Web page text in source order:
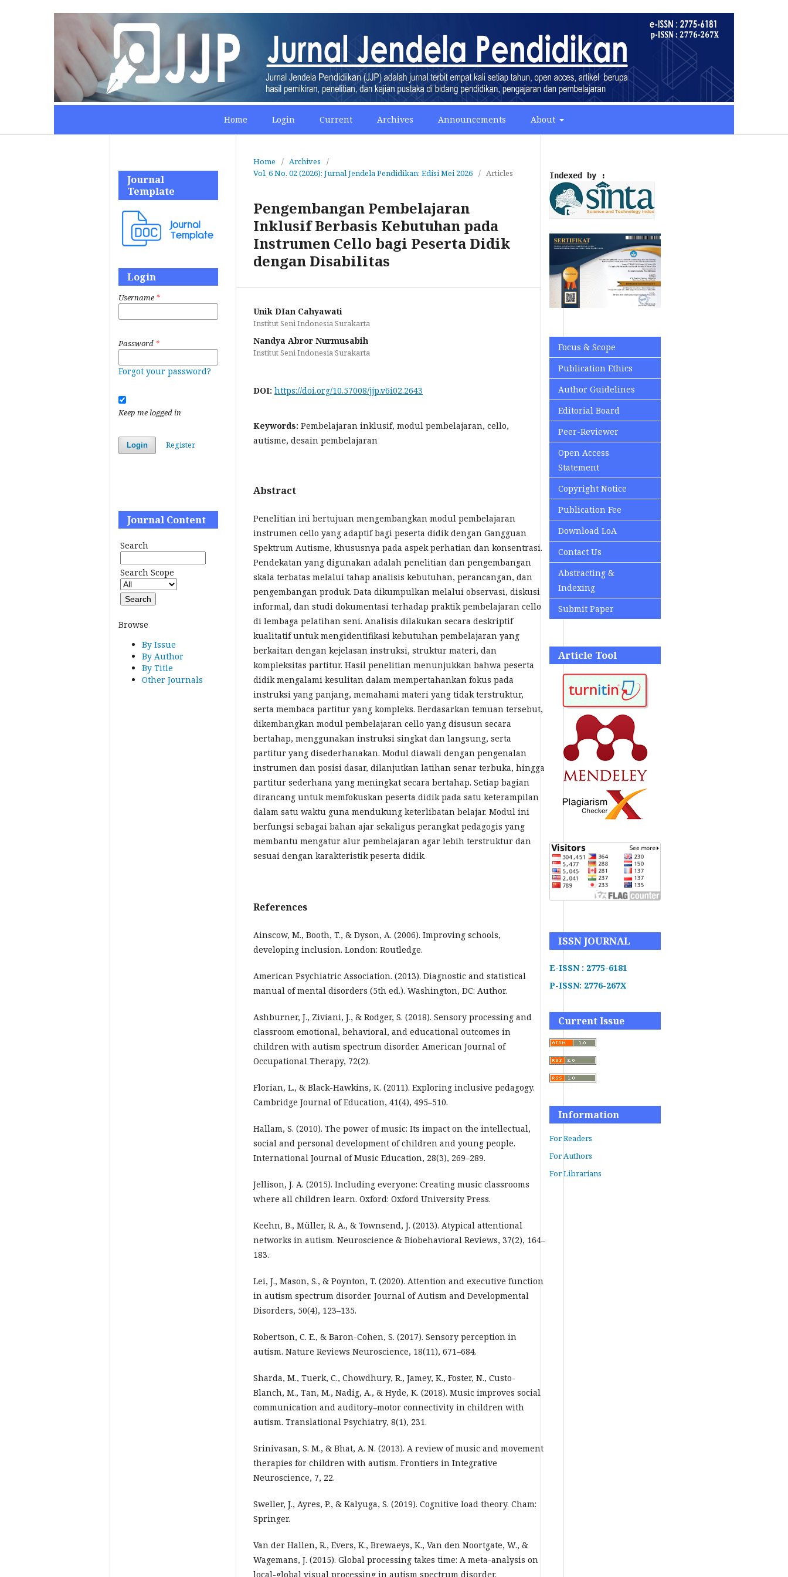
Home Login Current Archives Announcements About
Journal
Template
Login
Username *
Password *
Forgot your password?
Keep me logged in
Login Register
Journal Content
Search
Search Scope
Browse
By Issue
By Author
By Title
Other Journals
Home / Archives
/
Vol. 6 No. 02 (2026): Jurnal Jendela Pendidikan: Edisi Mei 2026 / Articles
Pengembangan Pembelajaran
Inklusif Berbasis Kebutuhan pada
Instrumen Cello bagi Peserta Didik
dengan Disabilitas
Unik DIan Cahyawati
Institut Seni Indonesia Surakarta
Nandya Abror Nurmusabih
Institut Seni Indonesia Surakarta
DOI: https://doi.org/10.57008/jjp.v6i02.2643
Keywords: Pembelajaran inklusif, modul pembelajaran, cello,
autisme, desain pembelajaran
Abstract
Penelitian ini bertujuan mengembangkan modul pembelajaran
instrumen cello yang adaptif bagi peserta didik dengan Gangguan
Spektrum Autisme, khususnya pada aspek perhatian dan konsentrasi.
Pendekatan yang digunakan adalah penelitian dan pengembangan
skala terbatas melalui tahap analisis kebutuhan, perancangan, dan
pengembangan produk. Data dikumpulkan melalui observasi, diskusi
informal, dan studi dokumentasi terhadap praktik pembelajaran cello
di lembaga pelatihan seni. Analisis dilakukan secara deskriptif
kualitatif untuk mengidentifikasi kebutuhan pembelajaran yang
berkaitan dengan kejelasan instruksi, struktur materi, dan
kompleksitas partitur. Hasil penelitian menunjukkan bahwa peserta
didik mengalami kesulitan dalam mempertahankan fokus pada
instruksi yang panjang, memahami materi yang tidak terstruktur,
serta membaca partitur yang kompleks. Berdasarkan temuan tersebut,
dikembangkan modul pembelajaran cello yang disusun secara
bertahap, menggunakan instruksi singkat dan langsung, serta
partitur yang disederhanakan. Modul diawali dengan pengenalan
instrumen dan posisi dasar, dilanjutkan latihan senar terbuka, hingga
partitur sederhana yang meningkat secara bertahap. Setiap bagian
dirancang untuk memfokuskan peserta didik pada satu keterampilan
dalam satu waktu guna mendukung keterlibatan belajar. Modul ini
berfungsi sebagai bahan ajar sekaligus perangkat pedagogis yang
membantu mengatur alur pembelajaran agar lebih terstruktur dan
sesuai dengan karakteristik peserta didik.
References
Ainscow, M., Booth, T., & Dyson, A. (2006). Improving schools,
developing inclusion. London: Routledge.
American Psychiatric Association. (2013). Diagnostic and statistical
manual of mental disorders (5th ed.). Washington, DC: Author.
Ashburner, J., Ziviani, J., & Rodger, S. (2018). Sensory processing and
classroom emotional, behavioral, and educational outcomes in
children with autism spectrum disorder. American Journal of
Occupational Therapy, 72(2).
Florian, L., & Black-Hawkins, K. (2011). Exploring inclusive pedagogy.
Cambridge Journal of Education, 41(4), 495–510.
Hallam, S. (2010). The power of music: Its impact on the intellectual,
social and personal development of children and young people.
International Journal of Music Education, 28(3), 269–289.
Jellison, J. A. (2015). Including everyone: Creating music classrooms
where all children learn. Oxford: Oxford University Press.
Keehn, B., Müller, R. A., & Townsend, J. (2013). Atypical attentional
networks in autism. Neuroscience & Biobehavioral Reviews, 37(2), 164–
183.
Lei, J., Mason, S., & Poynton, T. (2020). Attention and executive function
in autism spectrum disorder. Journal of Autism and Developmental
Disorders, 50(4), 123–135.
Robertson, C. E., & Baron-Cohen, S. (2017). Sensory perception in
autism. Nature Reviews Neuroscience, 18(11), 671–684.
Sharda, M., Tuerk, C., Chowdhury, R., Jamey, K., Foster, N., Custo-
Blanch, M., Tan, M., Nadig, A., & Hyde, K. (2018). Music improves social
communication and auditory–motor connectivity in children with
autism. Translational Psychiatry, 8(1), 231.
Srinivasan, S. M., & Bhat, A. N. (2013). A review of music and movement
therapies for children with autism. Frontiers in Integrative
Neuroscience, 7, 22.
Sweller, J., Ayres, P., & Kalyuga, S. (2019). Cognitive load theory. Cham:
Springer.
Van der Hallen, R., Evers, K., Brewaeys, K., Van den Noortgate, W., &
Wagemans, J. (2015). Global processing takes time: A meta-analysis on
local-global visual processing in autism spectrum disorder.
Indexed by :
Focus & Scope
Publication Ethics
Author Guidelines
Editorial Board
Peer-Reviewer
Open Access
Statement
Copyright Notice
Publication Fee
Download LoA
Contact Us
Abstracting &
Indexing
Submit Paper
Article Tool
ISSN JOURNAL
E-ISSN : 2775-6181
P-ISSN: 2776-267X
Current Issue
Information
For Readers
For Authors
For Librarians